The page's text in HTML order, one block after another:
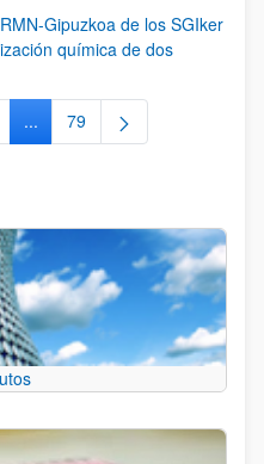
Gipuzkoa de los SGIker
química de dos
...Páginas intermedias Use TAB
Página
79